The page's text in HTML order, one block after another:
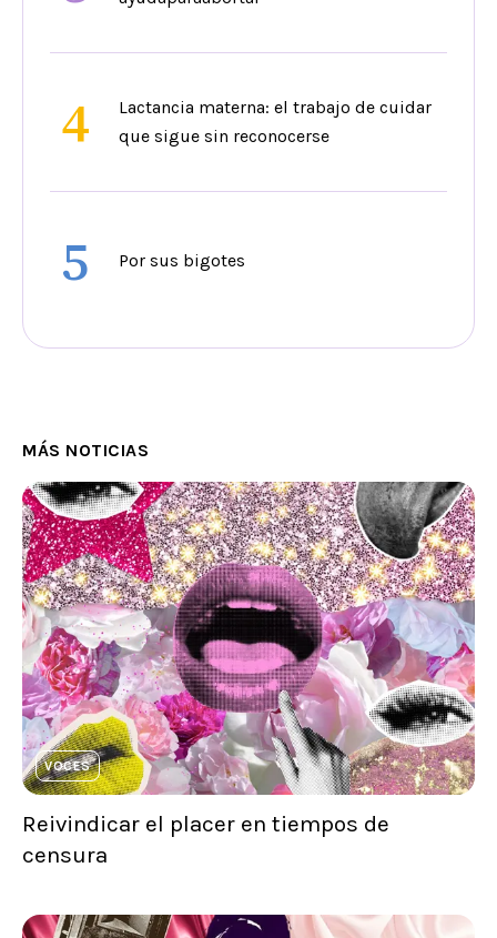
4
Lactancia materna: el trabajo de cuidar
que sigue sin reconocerse
5 Por sus bigotes
MÁS NOTICIAS
VOCES
Reivindicar el placer en tiempos de
censura